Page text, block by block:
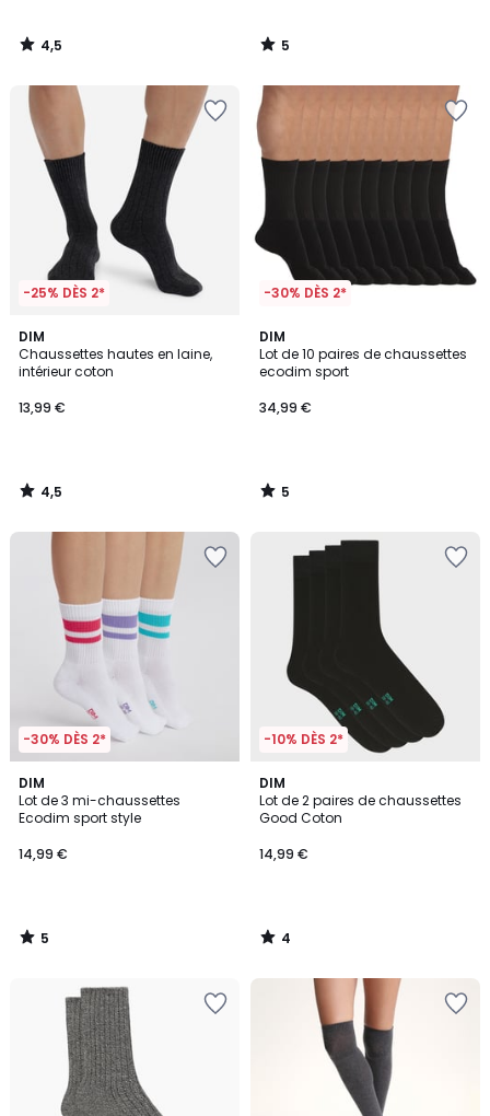
4,5
/
5
/
-25% DÈS 2*
DIM
Chaussettes hautes en laine,
intérieur coton
13,99 €
4,5
/ 5
4,5
/
-30% DÈS 2*
DIM
Lot de 10 paires de chaussettes
ecodim sport
34,99 €
5
/
5
5
/
-30% DÈS 2*
DIM
Lot de 3 mi-chaussettes
Ecodim sport style
14,99 €
5
/
5
5
/
-10% DÈS 2*
DIM
Lot de 2 paires de chaussettes
Good Coton
14,99 €
4
/
5
4
/